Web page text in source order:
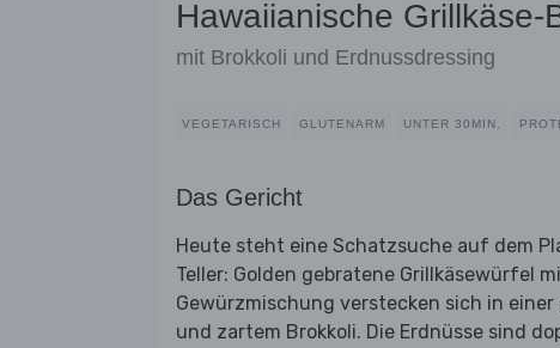
Hawaiianische Grillkäse-
mit Brokkoli und Erdnussdressing
VEGETARISCH GLUTENARM UNTER 30MIN.
Das Gericht
Heute steht eine Schatzsuche auf dem
Teller: Golden gebratene Grillkäsewürfel
Gewürzmischung verstecken sich in
und zartem Brokkoli. Die Erdnüsse sind